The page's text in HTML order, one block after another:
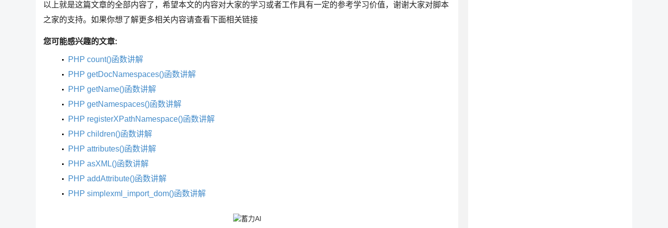
以上就是这篇文章的全部内容了，希望本文的内容对大家的学习或者工作具有一定的参考学习价值，谢谢大家对脚本
之家的支持。如果你想了解更多相关内容请查看下面相关链接
您可能感兴趣的文章:
PHP count()函数讲解
PHP getDocNamespaces()函数讲解
PHP getName()函数讲解
PHP getNamespaces()函数讲解
PHP registerXPathNamespace()函数讲解
PHP children()函数讲解
PHP attributes()函数讲解
PHP asXML()函数讲解
PHP addAttribute()函数讲解
PHP simplexml_import_dom()函数讲解